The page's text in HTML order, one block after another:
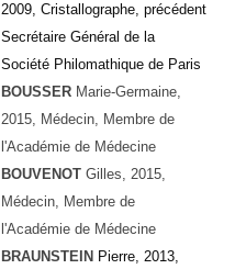
2009, Cristallographe, précédent
Secrétaire Général de la
Société Philomathique de Paris
BOUSSER Marie-Germaine,
2015, Médecin, Membre de
l'Académie de Médecine
BOUVENOT Gilles, 2015,
Médecin, Membre de
l'Académie de Médecine
BRAUNSTEIN Pierre, 2013,